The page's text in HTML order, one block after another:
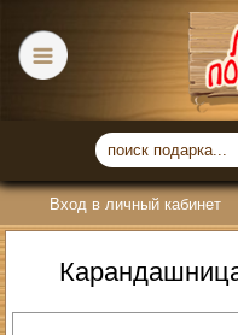
Вход в личный кабинет